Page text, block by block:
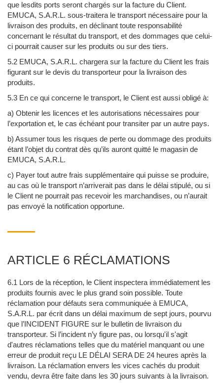
que lesdits ports seront chargés sur la facture du Client.
EMUCA, S.A.R.L. sous-traitera le transport nécessaire pour la
livraison des produits, en déclinant toute responsabilité
concernant le résultat du transport, et des dommages que celui-
ci pourrait causer sur les produits ou sur des tiers.
5.2 EMUCA, S.A.R.L. chargera sur la facture du Client les frais
figurant sur le devis du transporteur pour la livraison des
produits.
5.3 En ce qui concerne le transport, le Client est aussi obligé à:
a) Obtenir les licences et les autorisations nécessaires pour
l’exportation et, le cas échéant pour transiter par un autre pays.
b) Assumer tous les risques de perte ou dommage des produits
étant l’objet du contrat dès qu’ils auront quitté le magasin de
EMUCA, S.A.R.L.
c) Payer tout autre frais supplémentaire qui puisse se produire,
au cas où le transport n’arriverait pas dans le délai stipulé, ou si
le Client ne pourrait pas recevoir les marchandises, ou n’aurait
pas envoyé la notification opportune.
ARTICLE 6 RÉCLAMATIONS
6.1 Lors de la réception, le Client inspectera immédiatement les
produits fournis avec le plus grand soin possible. Toute
réclamation pour défauts sera communiquée à EMUCA,
S.A.R.L. par écrit dans un délai maximum de sept jours, pourvu
que l’INCIDENT FIGURE sur le bulletin de livraison du
transporteur. Si l’incident n’y figure pas, ou lorsqu'il s'agit
d'autres réclamations telles que du matériel manquant ou une
erreur de produit reçu LE DÉLAI SERA DE 24 heures après la
livraison. La réclamation envers les vices cachés du produit
vendu, devra être faite dans les 30 jours suivants à la livraison.